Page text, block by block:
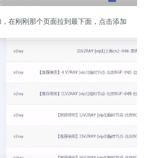
在刚刚那个页面拉到最下面，点击添加